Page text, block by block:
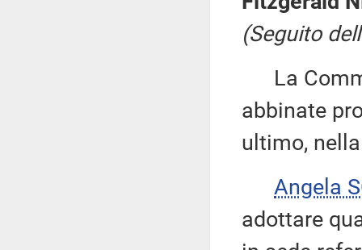
(Seguito
La
abbinate
ultimo,
Angela
adottare